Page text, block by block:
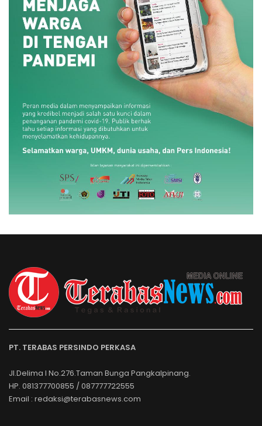
PT. TERABAS PERSINDO PERKASA
Jl.Delima I No.276.Taman Bunga Pangkalpinang.
HP. 081377700855 / 087777722555
Email : redaksi@terabasnews.com